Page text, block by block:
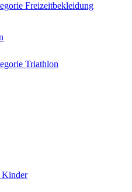
Freizeitbekleidung
Triathlon
Kinder